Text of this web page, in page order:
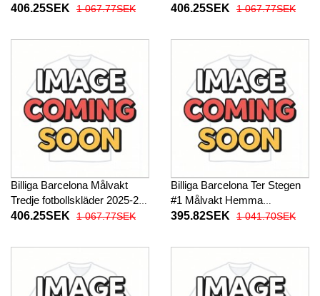
26 Långärmad
406.25SEK 1 067.77SEK
Långärmad
406.25SEK 1 067.77SEK
Billiga Barcelona Målvakt
Tredje fotbollskläder 2025-26
Långärmad
406.25SEK 1 067.77SEK
Billiga Barcelona Ter Stegen
#1 Målvakt Hemma
fotbollskläder 2025-26
395.82SEK 1 041.70SEK